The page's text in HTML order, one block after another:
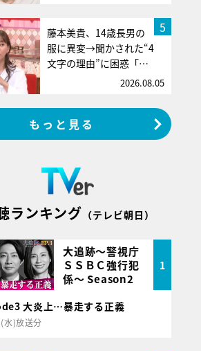
5
藤本美貴、14歳長男の
服に異変→聞かされた“4
文字の理由”に困惑「…
2026.08.05
もっと見る
ランキング （テレビ朝日）
大追跡～警視庁
ＳＳＢＣ強行犯
係～ Season2
1
大炎上…暴走する正義
水)放送分